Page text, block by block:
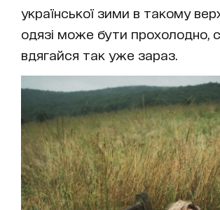
української зими в такому
одязі може бути прохолодно,
вдягайся так уже зараз.